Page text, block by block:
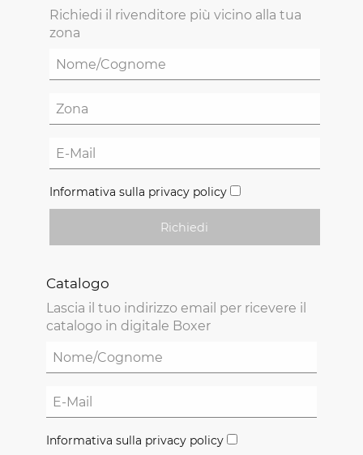
Richiedi il rivenditore più vicino alla tua
zona
Informativa sulla privacy policy
Richiedi
Catalogo
Lascia il tuo indirizzo email per ricevere il
catalogo in digitale Boxer
Informativa sulla privacy policy